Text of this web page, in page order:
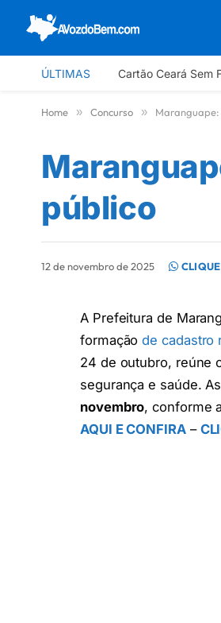
ÚLTIMAS Cartão Ceará Sem
Home » Concurso » Maranguape:
público
12 de novembro de 2025
A Prefeitura de
formação de cadastro
24 de outubro, reúne
segurança e saúde.
novembro, conforme
AQUI E CONFIRA–